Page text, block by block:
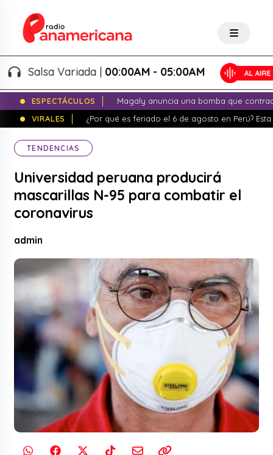
Salsa Variada |00:00AM - 05:00AM
ESPECTÁCULOS
Magaly anuncia una bomba que
VIRALES
¿Por qué es feriado el 6 de agosto en Perú?
TENDENCIAS
Universidad peruana producirá
mascarillas N-95 para combatir el
coronavirus
admin